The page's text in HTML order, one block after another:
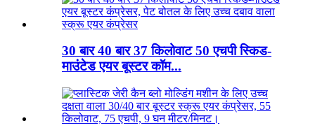
30 बार 40 बार 37 किलोवाट 50 एचपी स्किड-
माउंटेड एयर बूस्टर कॉम...